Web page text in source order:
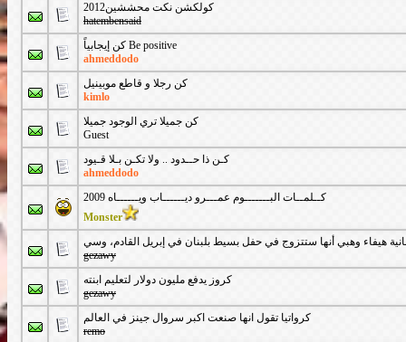
كولكشن نكت محششين2012
hatembensaid
كن إيجابياً Be positive
ahmeddodo
كن رجلا و قاطع موبينيل
kimlo
كن جميلا تري الوجود جميلا
Guest
كـن ذا حــدود .. ولا تكـن بـلا قـيود
ahmeddodo
كــلمــات البـــــــوم عمـــرو ديــــــاب ويــــــاه 2009
Monster
هيفاء وهبي أنها ستتزوج في حفل بسيط بلبنان في إبريل القادم، وسي
gezawy
كروز يدفع مليون دولار لتعليم ابنته
gezawy
كرواتيا تقول انها صنعت اكبر سروال جينز في العالم
remo